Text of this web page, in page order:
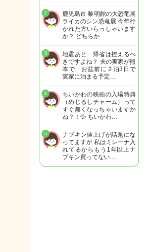
鹿児島市 黎明館の大恐竜展
ライカのシン恐竜展 今年行
かれた方いらっしゃいます
か？ どちらか…
2
地震あと 帰省は控えるべ
きですよね？ 夫の実家が熊
本で お盆前に２泊3日で
実家に泊まる予定…
3
ちいかわの映画の入場特典
（めじるしチャーム）って
すぐ無くなっちゃいますか
ね？！💦 ちいかわ…
4
ナプキン値上げが話題にな
ってますが 私はミレーナ入
れてるからもう1年以上ナ
プキン買ってない…
5